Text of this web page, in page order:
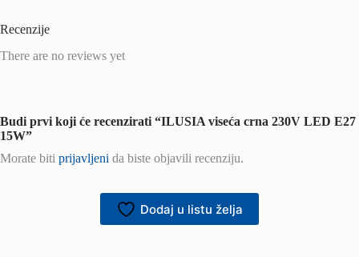
Recenzije
There are no reviews yet
Budi prvi koji će recenzirati “ILUSIA viseća crna 230V LED E27
15W”
Morate biti prijavljeni da biste objavili recenziju.
Dodaj u listu želja